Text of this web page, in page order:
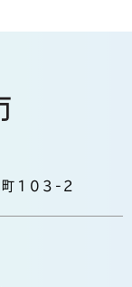
町103-2